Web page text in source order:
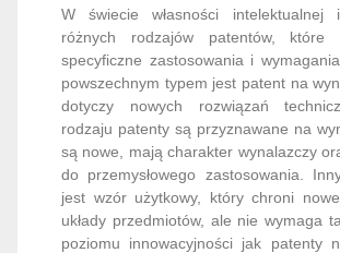
W świecie własności intelektualnej
różnych rodzajów patentów, które
specyficzne zastosowania i
powszechnym typem jest patent na
dotyczy nowych rozwiązań
rodzaju patenty są przyznawane na
są nowe, mają charakter wynalazczy
do przemysłowego zastosowania.
jest wzór użytkowy, który chroni
układy przedmiotów, ale nie wymaga
poziomu innowacyjności jak patenty